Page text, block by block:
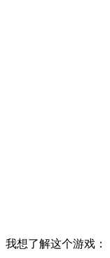
我想了解这个游戏：